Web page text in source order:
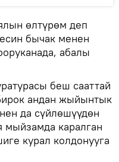
өлтүрөм деп
бычак менен
абалы
беш сааттай
андан жыйынтык
да сүйлөшүүдөн
каралган
курал колдонууга